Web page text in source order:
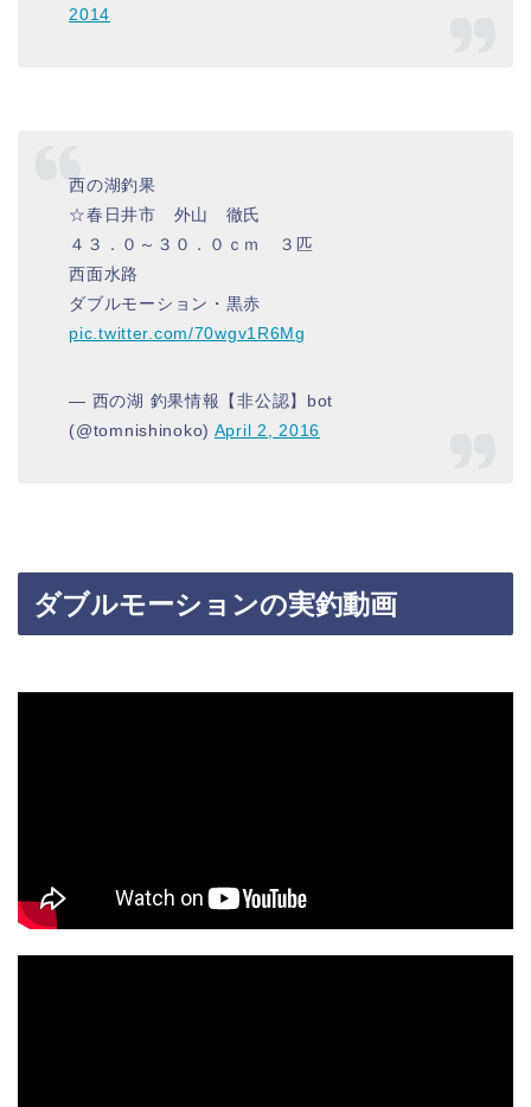
2014
西の湖釣果
☆春日井市 外山 徹氏
４３．０～３０．０ｃｍ ３匹
西面水路
ダブルモーション・黒赤
pic.twitter.com/70wgv1R6Mg
— 西の湖 釣果情報【非公認】bot
(@tomnishinoko) April 2, 2016
ダブルモーションの実釣動画